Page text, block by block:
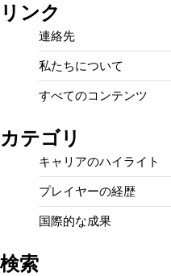
リンク
連絡先
私たちについて
すべてのコンテンツ
カテゴリ
キャリアのハイライト
プレイヤーの経歴
国際的な成果
検索